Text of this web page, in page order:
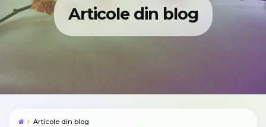
Articole din blog
Articole din blog